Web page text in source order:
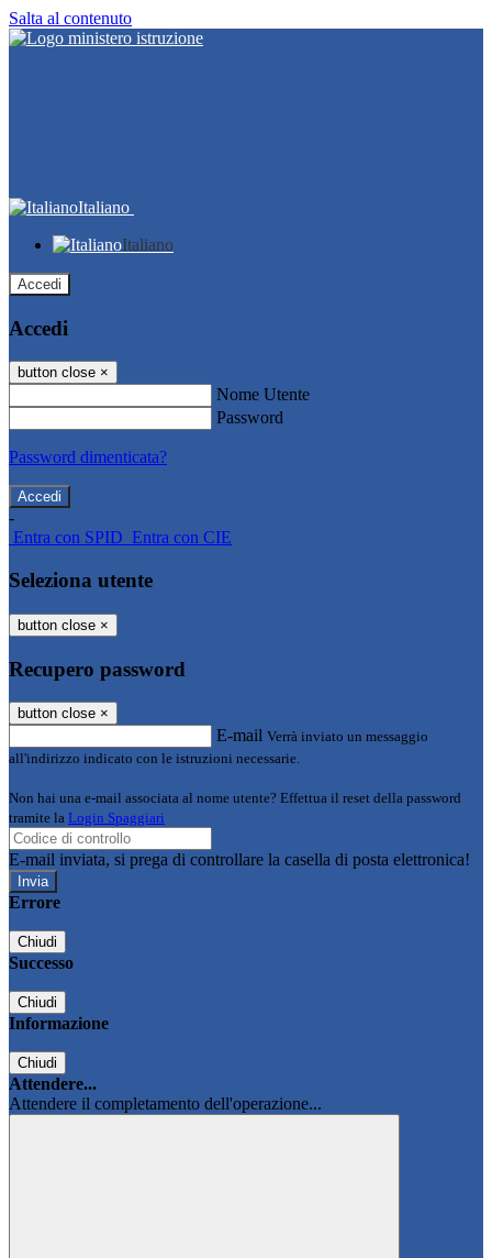
Salta al contenuto
Italiano
Italiano
Accedi
Accedi
button close ×
Nome Utente
Password
Password dimenticata?
-
Entra con SPID Entra con CIE
Seleziona utente
button close ×
Recupero password
button close ×
E-mail Verrà inviato un messaggio
all'indirizzo indicato con le istruzioni necessarie.
Non hai una e-mail associata al nome utente? Effettua il reset della password
tramite la Login Spaggiari
E-mail inviata, si prega di controllare la casella di posta elettronica!
Errore
Chiudi
Successo
Chiudi
Informazione
Chiudi
Attendere...
Attendere il completamento dell'operazione...